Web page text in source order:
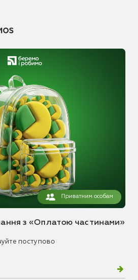
Приватним особам
з «Оплатою частинами»
поступово